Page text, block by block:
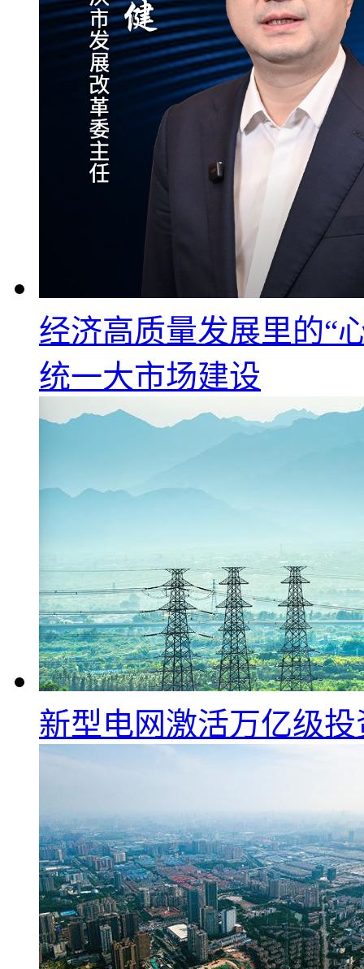
经济高质量发展里的“
统一大市场建设
新型电网激活万亿级